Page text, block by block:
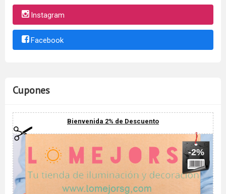
Instagram
Facebook
Cupones
Bienvenida 2% de Descuento
-2%